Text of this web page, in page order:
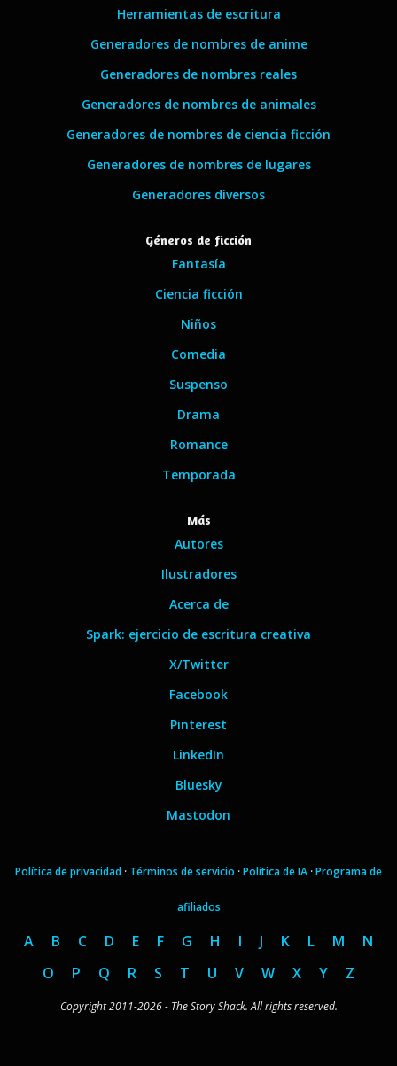
Herramientas de escritura
Generadores de nombres de anime
Generadores de nombres reales
Generadores de nombres de animales
Generadores de nombres de ciencia ficción
Generadores de nombres de lugares
Generadores diversos
Géneros de ficción
Fantasía
Ciencia ficción
Niños
Comedia
Suspenso
Drama
Romance
Temporada
Más
Autores
Ilustradores
Acerca de
Spark: ejercicio de escritura creativa
X/Twitter
Facebook
Pinterest
LinkedIn
Bluesky
Mastodon
Política de privacidad · Términos de servicio ·Política de IA ·Programa de
afiliados
A B C D E F G H I J K L M
N
O
P Q R S T U V W X Y Z
Copyright 2011-2026 - The Story Shack. All rights reserved.